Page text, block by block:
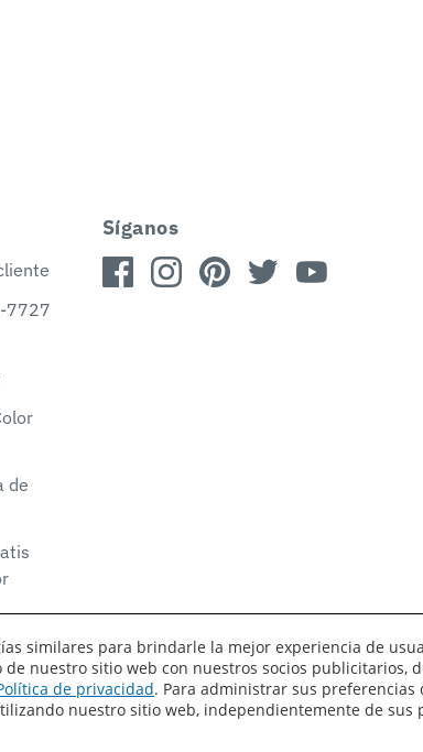
7727
de
Síganos
del sitio Términos de uso Privacidad Sus
similares para brindarle la mejor experiencia de
nuestro sitio web con nuestros socios publicitarios,
de privacidad. Para administrar sus
nuestro sitio web, independientemente de sus